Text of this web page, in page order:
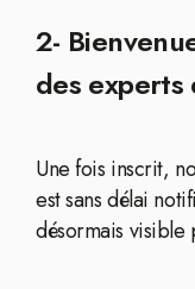
2-
des
Une fois inscrit,
est sans délai
désormais visible